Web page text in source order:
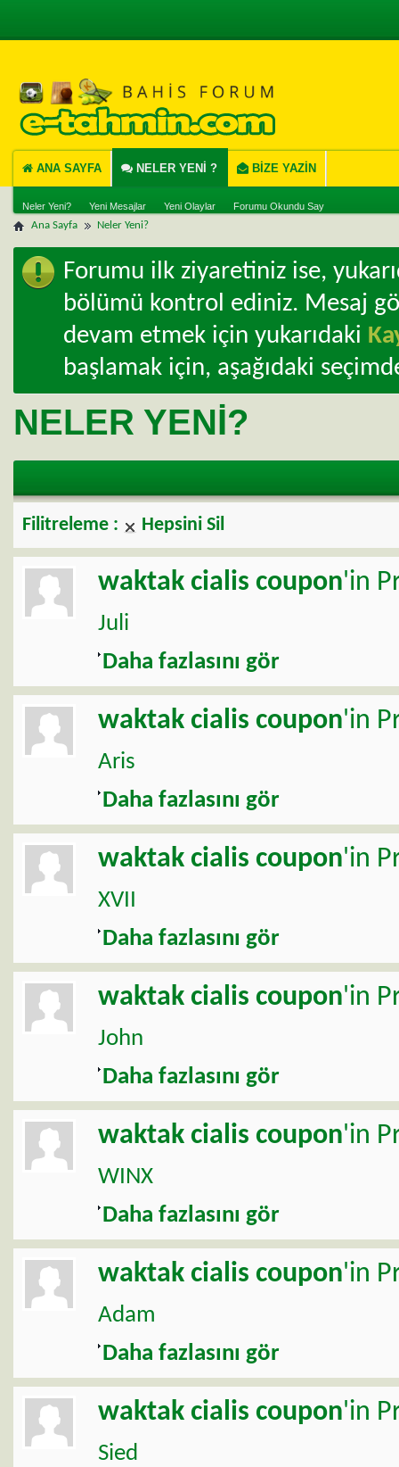
ANA SAYFA NELER YENI ?
Neler Yeni? Yeni Mesajlar Yeni Olaylar Forumu Okundu Say
BIZE YAZIN
Ana Sayfa Neler Yeni?
Forumu ilk ziyaretiniz ise,
bölümü kontrol ediniz. Mesaj
devam etmek için yukarıdaki
başlamak için, aşağıdaki
NELER YENI?
Filitreleme : Hepsini Sil
waktak cialis coupon'in
Juli
Daha fazlasını gör
waktak cialis coupon'in
Aris
Daha fazlasını gör
waktak cialis coupon'in
XVII
Daha fazlasını gör
waktak cialis coupon'in
John
Daha fazlasını gör
waktak cialis coupon'in
WINX
Daha fazlasını gör
waktak cialis coupon'in
Adam
Daha fazlasını gör
waktak cialis coupon'in
Sied